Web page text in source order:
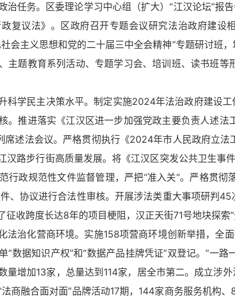
治任务。区委理论学习中心组（扩大）“江汉论坛”报
复议法》。区政府召开专题会议研究法治政府建
会主义思想和党的二十届三中全会精神”专题研讨班
主题教育系列活动、专题学习会、培训班、读书班
科学民主决策水平。制定实施2024年法治政府建设
。推进落实《江汉区进一步加强党政主要负责人述
席述法会议。严格贯彻执行《2024年市人民政府立
汉路步行街高质量发展。将《江汉区突发公共卫生
行政规范性文件监督管理，严把“准入关”。严格贯
、协议进行合法性审核。开展涉法类重大事项研判
收跨度长达8年的项目梗阻，汉正天街71号地块探索
法治化营商环境。实施158项营商环境创新举措，全
数据知识产权”和“数据产品挂牌凭证”双登记。“一
量增加13家，总量达到114家，居全市第二。成立涉
商融合面对面”品牌活动17期，144家商务服务机构